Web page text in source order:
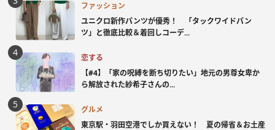
ファッション
ユニクロ新作パンツが優秀！ 「タックワイドパン
ツ」と徹底比較＆着回しコーデ...
恋する
【#4】「家の呪縛を断ち切りたい」地元の男尊女卑か
ら解放された紗希子さんの...
グルメ
東京駅・羽田空港でしか買えない！ 夏の帰省＆お土産